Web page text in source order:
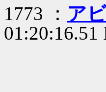
1773 ： ア